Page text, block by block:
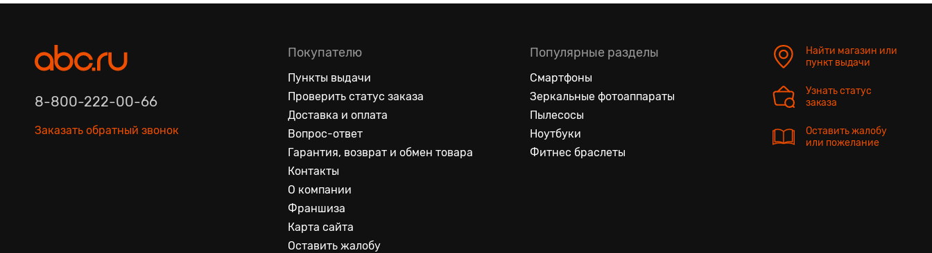
8-800-222-00-66
Заказать обратный звонок
Покупателю
Пункты выдачи
Проверить статус заказа
Доставка и оплата
Вопрос-ответ
Гарантия, возврат и обмен товара
Контакты
О компании
Франшиза
Карта сайта
Оставить жалобу
Популярные разделы
Смартфоны
Зеркальные фотоаппараты
Пылесосы
Ноутбуки
Фитнес браслеты
Найти магазин или
пункт выдачи
Узнать статус
заказа
Оставить жалобу
или пожелание